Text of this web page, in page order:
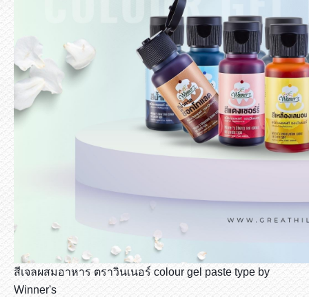
สีเจลผสมอาหาร ตราวินเนอร์ colour gel paste type by
Winner's